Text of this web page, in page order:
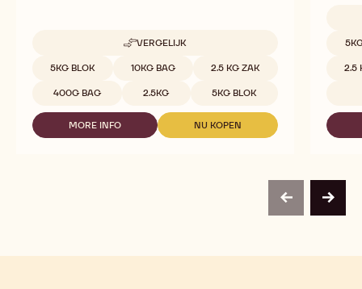
VERGELIJK
-
Beschikbare maten
5KG BLOK 10KG BAG 2.5 KG ZAK
400G BAG 2.5KG 5KG BLOK
MORE INFO
-
NU KOPEN
-
2.5
previousnext